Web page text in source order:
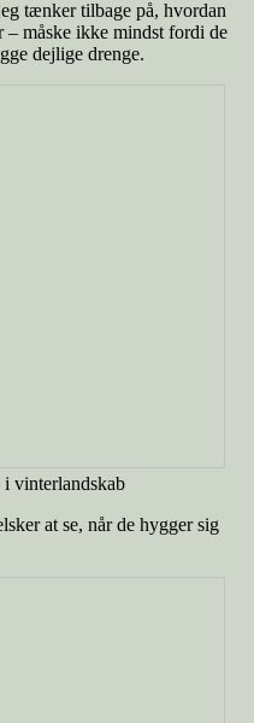
tænker tilbage på, hvordan
– måske ikke mindst fordi de
dejlige drenge.
vinterlandskab
at se, når de hygger sig